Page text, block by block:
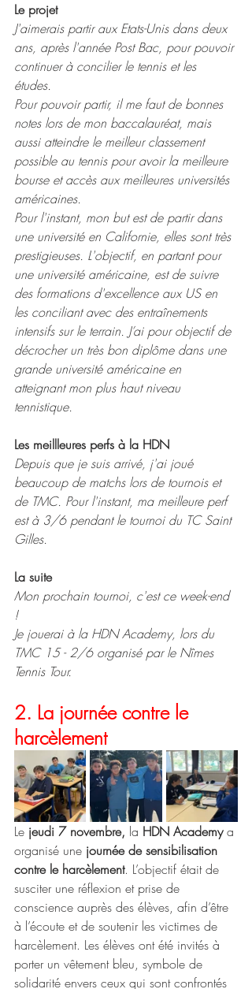
Le projet
J'aimerais partir aux Etats-Unis dans deux
ans, après l'année Post Bac, pour pouvoir
continuer à concilier le tennis et les
études.
Pour pouvoir partir, il me faut de bonnes
notes lors de mon baccalauréat, mais
aussi atteindre le meilleur classement
possible au tennis pour avoir la meilleure
bourse et accès aux meilleures universités
américaines.
Pour l'instant, mon but est de partir dans
une université en Californie, elles sont très
prestigieuses. L'objectif, en partant pour
une université américaine, est de suivre
des formations d'excellence aux US en
les conciliant avec des entraînements
intensifs sur le terrain. J’ai pour objectif de
décrocher un très bon diplôme dans une
grande université américaine en
atteignant mon plus haut niveau
tennistique.
Les meillleures perfs à la HDN
Depuis que je suis arrivé, j'ai joué
beaucoup de matchs lors de tournois et
de TMC. Pour l'instant, ma meilleure perf
est à 3/6 pendant le tournoi du TC Saint
Gilles.
La suite
Mon prochain tournoi, c'est ce week-end
!
Je jouerai à la HDN Academy, lors du
TMC 15 - 2/6 organisé par le Nîmes
Tennis Tour.
2. La journée contre le
harcèlement
Le jeudi 7 novembre, la HDN Academy a
organisé une journée de sensibilisation
contre le harcèlement. L’objectif était de
susciter une réflexion et prise de
conscience auprès des élèves, afin d’être
à l’écoute et de soutenir les victimes de
harcèlement. Les élèves ont été invités à
porter un vêtement bleu, symbole de
solidarité envers ceux qui sont confrontés